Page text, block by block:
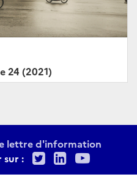
24 (2021)
lettre d'information
sur :
TwitterLinkedIn